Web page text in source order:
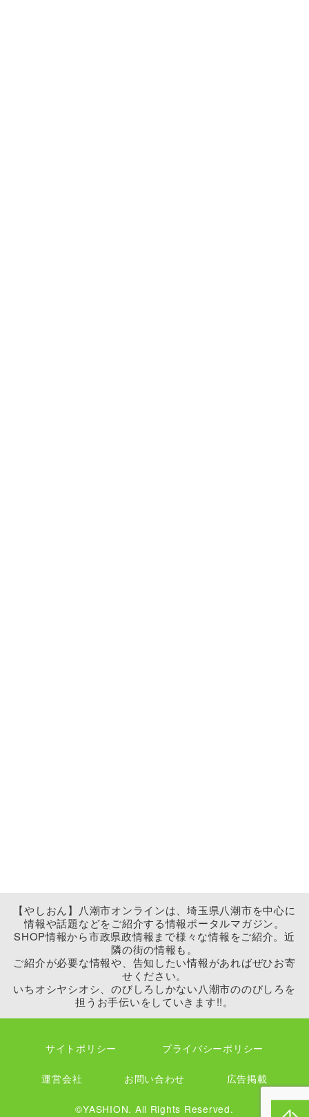
【やしおん】八潮市オンラインは、埼玉県八潮市を中心に
情報や話題などをご紹介する情報ポータルマガジン。
SHOP情報から市政県政情報まで様々な情報をご紹介。近
隣の街の情報も。
ご紹介が必要な情報や、告知したい情報があればぜひお寄
せください。
いちオシヤシオシ、のびしろしかない八潮市ののびしろを
担うお手伝いをしていきます!!。
サイトポリシー プライバシーポリシー
運営会社 お問い合わせ 広告掲載
©YASHION. All Rights Reserved.